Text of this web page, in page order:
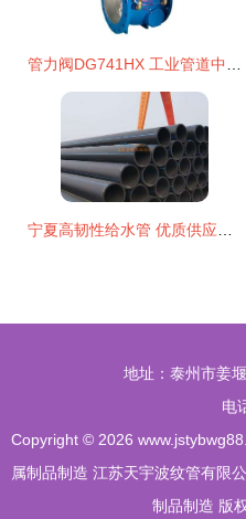
地址：泰州市姜
电
Copyright © 2026
属制品制造 江苏天宇波纹管有限
制品制造 版